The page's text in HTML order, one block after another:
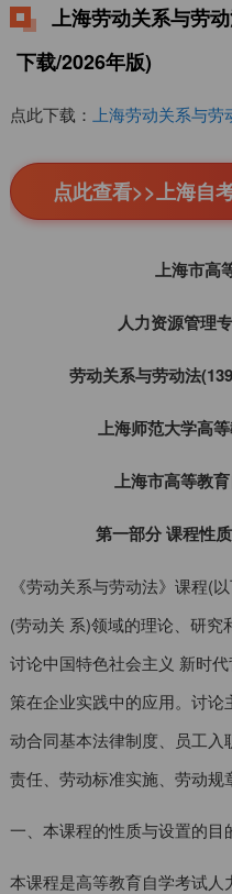
上海劳动关系与劳
下载/2026年版)
点此下载： 上海劳动关系与
点此查看>>上海自
上海市高
人力资源管理
劳动关系与劳动法
上海师范大学高
上海市高等教
第一部分 课程性
《劳动关系与劳动法》课程(
(劳动关 系)领域的理论、研究
讨论中国特色社会主义 新时
策在企业实践中的应用。讨
动合同基本法律制度、员工
责任、劳动标准实施、劳动规
一、本课程的性质与设置的目
本课程是高等教育自学考试